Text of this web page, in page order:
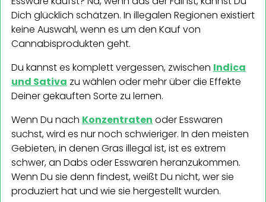
Dich glücklich schätzen. In illegalen Regionen existiert
keine Auswahl, wenn es um den Kauf von
Cannabisprodukten geht.
Du kannst es komplett vergessen, zwischen Indica
und Sativa zu wählen oder mehr über die Effekte
Deiner gekauften Sorte zu lernen.
Wenn Du nach Konzentraten oder Esswaren
suchst, wird es nur noch schwieriger. In den meisten
Gebieten, in denen Gras illegal ist, ist es extrem
schwer, an Dabs oder Esswaren heranzukommen.
Wenn Du sie denn findest, weißt Du nicht, wer sie
produziert hat und wie sie hergestellt wurden.